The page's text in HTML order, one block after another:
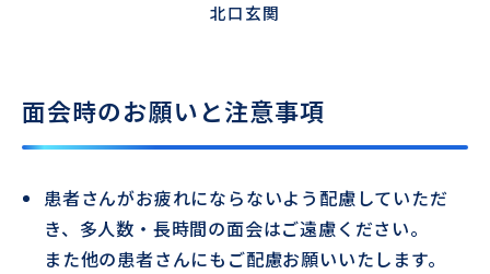
北口玄関
面会時のお願いと注意事項
患者さんがお疲れにならないよう配慮していただ
き、多人数・長時間の面会はご遠慮ください。
また他の患者さんにもご配慮お願いいたします。